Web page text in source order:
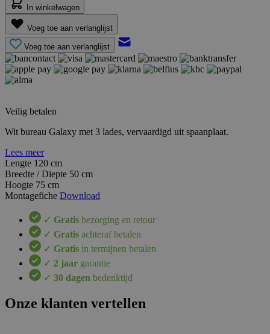
In winkelwagen
Voeg toe aan verlanglijst
Voeg toe aan verlanglijst
Veilig betalen
Wit bureau Galaxy met 3 lades, vervaardigd uit spaanplaat.
Lees meer
Lengte 120 cm
Breedte / Diepte 50 cm
Hoogte 75 cm
Montagefiche Download
✓ Gratis bezorging en retour
✓ Gratis achteraf betalen
✓ Gratis in termijnen betalen
✓ 2 jaar garantie
✓ 30 dagen bedenktijd
Onze klanten vertellen